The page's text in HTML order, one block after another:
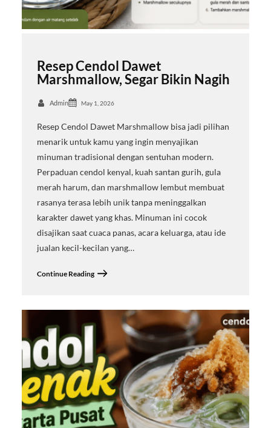
Resep Cendol Dawet
Marshmallow, Segar Bikin Nagih
Admin May 1, 2026
Resep Cendol Dawet Marshmallow bisa jadi pilihan
menarik untuk kamu yang ingin menyajikan
minuman tradisional dengan sentuhan modern.
Perpaduan cendol kenyal, kuah santan gurih, gula
merah harum, dan marshmallow lembut membuat
rasanya terasa lebih unik tanpa meninggalkan
karakter dawet yang khas. Minuman ini cocok
disajikan saat cuaca panas, acara keluarga, atau ide
jualan kecil-kecilan yang…
Continue Reading